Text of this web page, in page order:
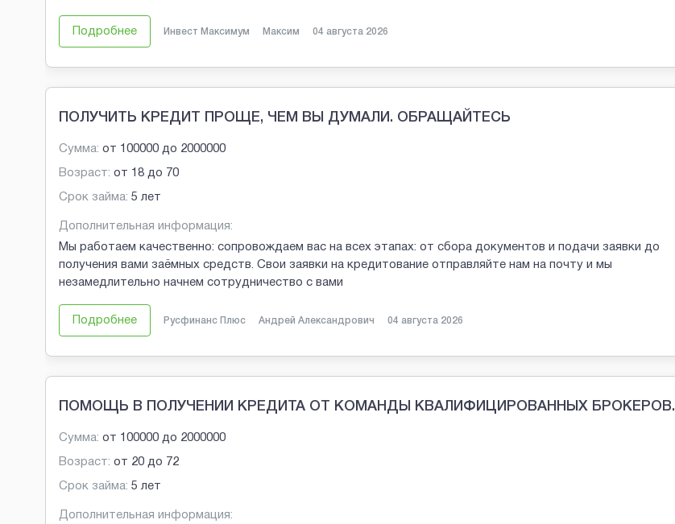
Подробнее Инвест Максимум Максим 04 августа 2026
ПОЛУЧИТЬ КРЕДИТ ПРОЩЕ, ЧЕМ ВЫ ДУМАЛИ. ОБРАЩАЙТЕСЬ
Сумма: от 100000 до 2000000
Возраст: от 18 до 70
Срок займа: 5 лет
Дополнительная информация:
Мы работаем качественно: сопровождаем вас на всех этапах: от сбора документов и подачи заявки до
получения вами заёмных средств. Свои заявки на кредитование отправляйте нам на почту и мы
незамедлительно начнем сотрудничество с вами
Подробнее Русфинанс Плюс Андрей Александрович 04 августа 2026
ПОМОЩЬ В ПОЛУЧЕНИИ КРЕДИТА ОТ КОМАНДЫ КВАЛИФИЦИРОВАННЫХ БРОКЕРОВ.
Сумма: от 100000 до 2000000
Возраст: от 20 до 72
Срок займа: 5 лет
Дополнительная информация: